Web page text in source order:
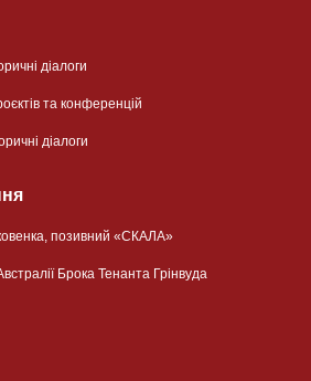
діалоги
та конференцій
діалоги
позивний «СКАЛА»
Брока Тенанта Грінвуда